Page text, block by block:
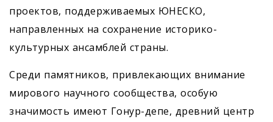
проектов, поддерживаемых ЮНЕСКО,
направленных на сохранение историко-
культурных ансамблей страны.
Среди памятников, привлекающих внимание
мирового научного сообщества, особую
значимость имеют Гонур-депе, древний центр